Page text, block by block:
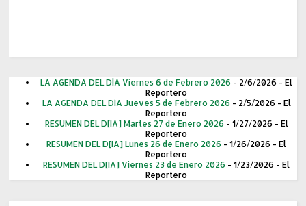
LA AGENDA DEL DÍA Viernes 6 de Febrero 2026 - 2/6/2026 - El
Reportero
LA AGENDA DEL DÍA Jueves 5 de Febrero 2026 - 2/5/2026 - El
Reportero
RESUMEN DEL D[IA] Martes 27 de Enero 2026 - 1/27/2026 - El
Reportero
RESUMEN DEL D[IA] Lunes 26 de Enero 2026 - 1/26/2026 - El
Reportero
RESUMEN DEL D[IA] Viernes 23 de Enero 2026 - 1/23/2026 - El
Reportero